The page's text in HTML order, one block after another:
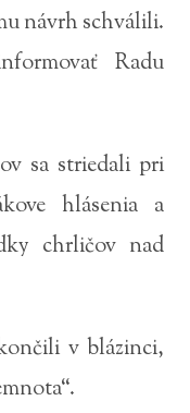
návrh schválili.
Radu
sa striedali pri
hlásenia a
chrličov nad
v blázinci,